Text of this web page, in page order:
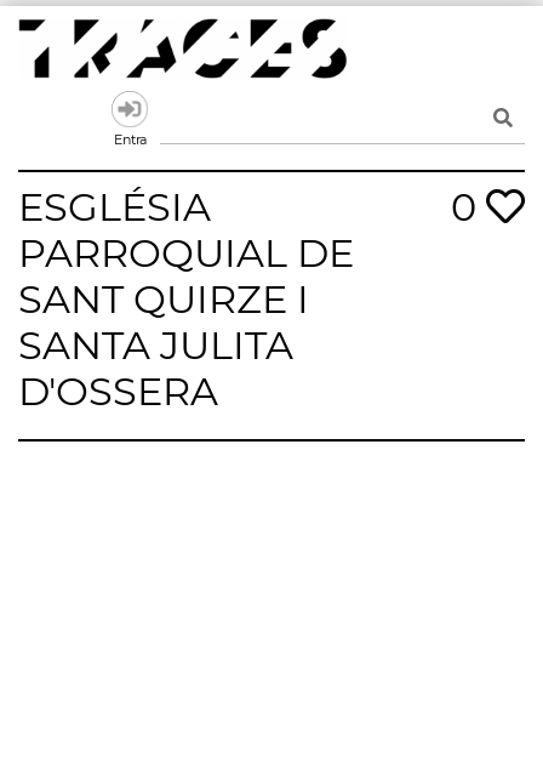
Skip
content
Un mapa de la memòria obert a tothom
Entra
ESGLÉSIA
PARROQUIAL DE
SANT QUIRZE I
SANTA JULITA
D'OSSERA
0